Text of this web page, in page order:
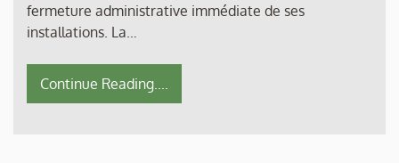
fermeture administrative immédiate de ses
installations. La…
Continue Reading....